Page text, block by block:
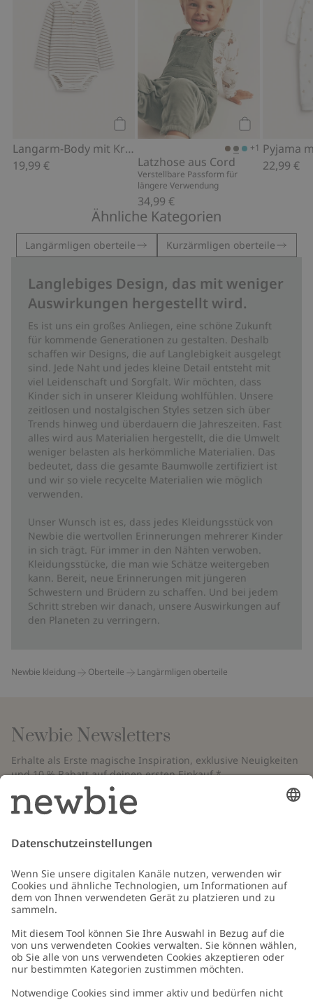
Kaufen
Langarm-Body mit Kragen
19,99 €
+1
Latzhose aus Cord
Verstellbare Passform für
längere Verwendung
34,99 €
22,99 €
Ähnliche Kategorien
Langärmligen oberteile Kurzärmligen oberteile
Langlebiges Design, das mit weniger
Auswirkungen hergestellt wird.
Es ist uns ein großes Anliegen, eine schöne Zukunft
für kommende Generationen zu gestalten. Deshalb
schaffen wir Designs, die auf Langlebigkeit ausgelegt
sind. Jede Naht und jedes kleine Detail entsteht mit
viel Leidenschaft und Sorgfalt. Wir möchten, dass
Kinder sich in unserer Kleidung wohlfühlen. Unsere
zeitlosen und nostalgischen Styles setzen sich über
Trends hinweg und überdauern die Jahreszeiten. Fast
alles wird aus Materialien hergestellt, die die Umwelt
weniger belasten als herkömmliche Materialien. Das
bedeutet, dass die gesamte Baumwolle zertifiziert ist
und wir so viele recycelte Materialien wie möglich
verwenden.
Unser Wunsch ist es, dass jedes Kleidungsstück von
Newbie die wertvollen Erinnerungen mehrerer Kinder
in sich trägt. Für immer in den Nähten verwoben.
Kleidungsstücke, die man wie Schätze weitergeben
kann. Bereit, neue Erinnerungen mit jüngeren
Schwestern und Brüdern zu schaffen. Und bei jedem
Schritt streben wir danach, unsere Auswirkungen auf
den Planeten zu verringern.
Newbie kleidung Oberteile Langärmligen oberteile
Newbie Newsletters
Erhalte als Erste magische Inspiration, exklusive Neuigkeiten
und 10 % Rabatt auf deinen ersten Einkauf.*
*Gilt nur für deine erste Bestellung und ist nicht mit anderen Rabatten
oder Angeboten kombinierbar. Gilt nicht für limitierte Artikel. Bitte
überprüfe deinen Spam-Ordner. Lies unsere
Schicken